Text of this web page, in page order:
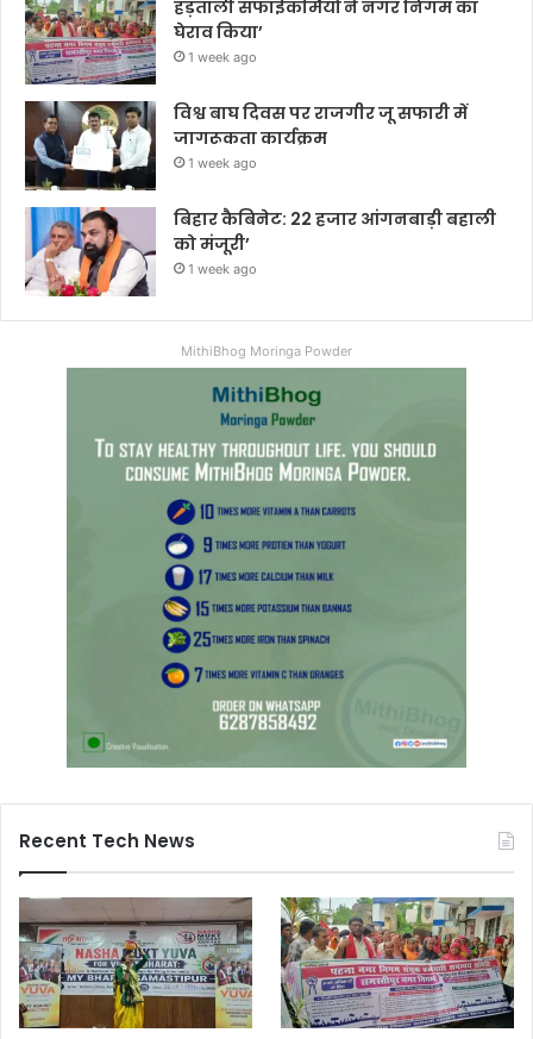
हड़ताली सफाईकर्मियों ने नगर निगम का
घेराव किया’
1 week ago
विश्व बाघ दिवस पर राजगीर जू सफारी में
जागरूकता कार्यक्रम
1 week ago
बिहार कैबिनेट: 22 हजार आंगनबाड़ी बहाली
को मंजूरी’
1 week ago
MithiBhog Moringa Powder
Recent Tech News